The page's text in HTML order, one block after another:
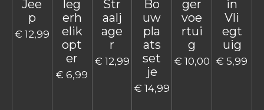
Jee
p
€ 12,99
leg
erh
elik
opt
er
€ 6,99
Str
aalj
age
r
€ 12,99
Bo
uw
pla
ats
set
je
€ 14,99
ger
voe
rtui
g
€ 10,00
in
Vli
egt
uig
€ 5,99